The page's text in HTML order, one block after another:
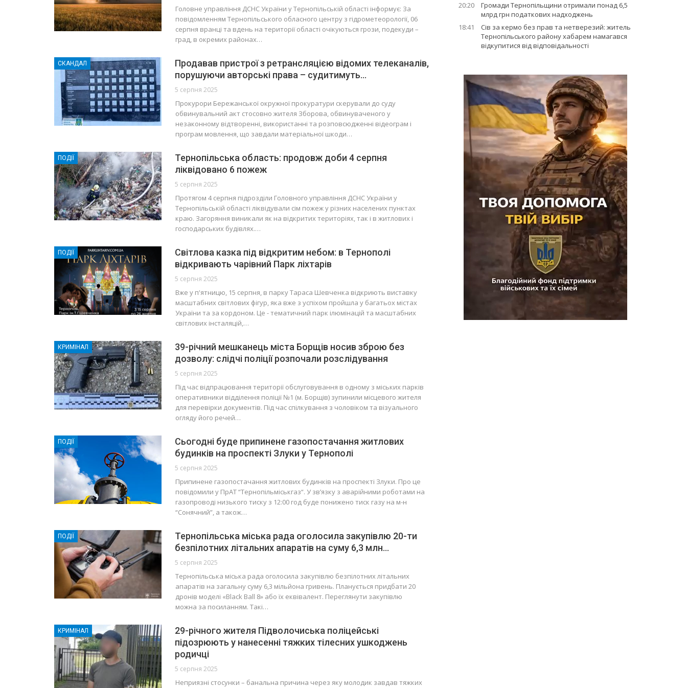
Головне управління ДСНС України у Тернопільській області інформує: За
повідомленням Тернопільського обласного центру з гідрометеорології, 06
серпня вранці та вдень на території області очікуються грози, подекуди –
град, в окремих районах…
СКАНДАЛ
Продавав пристрої з ретрансляцією відомих телеканалів,
порушуючи авторські права – судитимуть…
5 серпня 2025
Прокурори Бережанської окружної прокуратури скерували до суду
обвинувальний акт стосовно жителя Зборова, обвинуваченого у
незаконному відтворенні, використанні та розповсюдженні відеограм і
програм мовлення, що завдали матеріальної шкоди…
ПОДІЇ
Тернопільська область: продовж доби 4 серпня
ліквідовано 6 пожеж
5 серпня 2025
Протягом 4 серпня підрозділи Головного управління ДСНС України у
Тернопільській області ліквідували сім пожеж у різних населених пунктах
краю. Загоряння виникали як на відкритих територіях, так і в житлових і
господарських будівлях.…
ПОДІЇ
Світлова казка під відкритим небом: в Тернополі
відкривають чарівний Парк ліхтарів
5 серпня 2025
Вже у п'ятницю, 15 серпня, в парку Тараса Шевченка відкриють виставку
масштабних світлових фігур, яка вже з успіхом пройшла у багатьох містах
України та за кордоном. Це - тематичний парк ілюмінацій та масштабних
світлових інсталяцій,…
КРИМІНАЛ
39-річний мешканець міста Борщів носив зброю без
дозволу: слідчі поліції розпочали розслідування
5 серпня 2025
Під час відпрацювання території обслуговування в одному з міських парків
оперативники відділення поліції №1 (м. Борщів) зупинили місцевого жителя
для перевірки документів. Під час спілкування з чоловіком та візуального
огляду його речей…
ПОДІЇ
Сьогодні буде припинене газопостачання житлових
будинків на проспекті Злуки у Тернополі
5 серпня 2025
Припинене газопостачання житлових будинків на проспекті Злуки. Про це
повідомили у ПрАТ “Тернопільміськгаз“. У зв’язку з аварійними роботами на
газопроводі низького тиску з 12:00 год буде понижено тиск газу на м-н
“Сонячний”, а також…
ПОДІЇ
Тернопільська міська рада оголосила закупівлю 20-ти
безпілотних літальних апаратів на суму 6,3 млн…
5 серпня 2025
Тернопільська міська рада оголосила закупівлю безпілотних літальних
апаратів на загальну суму 6,3 мільйона гривень. Планується придбати 20
дронів моделі «Black Ball 8» або їх еквівалент. Переглянути закупівлю
можна за посиланням. Такі…
КРИМІНАЛ
29-річного жителя Підволочиська поліцейські
підозрюють у нанесенні тяжких тілесних ушкоджень
родичці
5 серпня 2025
Неприязні стосунки – банальна причина через яку молодик завдав тяжких
20:20
Громади Тернопільщини отримали понад 6,5
млрд грн податкових надходжень
18:41
Сів за кермо без прав та нетверезий: житель
Тернопільського району хабарем намагався
відкупитися від відповідальності